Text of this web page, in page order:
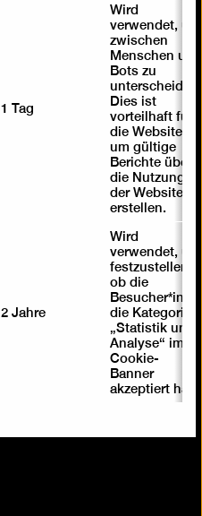
1 Tag
Wird
verwendet, um
zwischen
Menschen und
Bots zu
unterscheiden.
Dies ist
vorteilhaft für
die Website,
um gültige
Berichte über
die Nutzung
der Website zu
erstellen.
2 Jahre
Wird
verwendet, um
festzustellen ,
ob die
Besucher*in
die Kategorie
„Statistik und
Analyse“ im
Cookie-
Banner
akzeptiert hat